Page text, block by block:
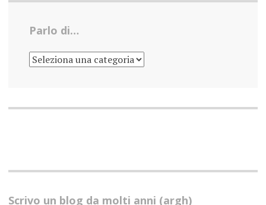
Parlo di…
PARLO
DI…
Scrivo un blog da molti anni (argh)